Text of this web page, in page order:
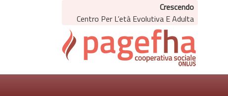
Crescendo
Centro Per L’età Evolutiva E Adulta